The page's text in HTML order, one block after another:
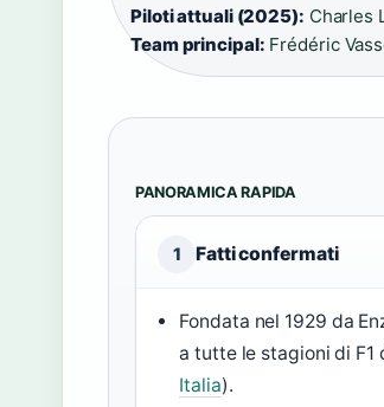
Piloti attuali (2025): Charles
Team principal: Frédéric
PANORAMICA RAPIDA
1 Fatti confermati
Fondata nel 1929 da
a tutte le stagioni di F1
Italia).